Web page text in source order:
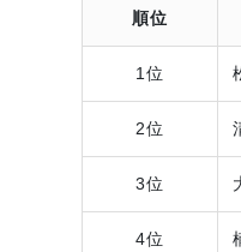
順位
1位
2位
3位
4位